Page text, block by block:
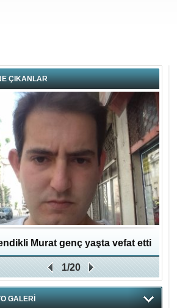
ÇIKANLAR
Murat genç yaşta vefat etti
1/20
GALERİ